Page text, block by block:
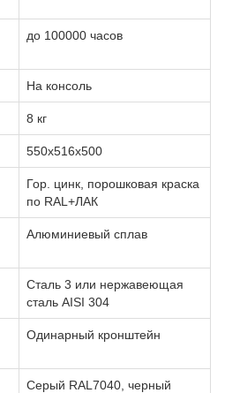
до 100000 часов
На консоль
8 кг
550х516х500
Гор. цинк, порошковая краска
по RAL+ЛАК
Алюминиевый сплав
Сталь 3 или нержавеющая
сталь AISI 304
Одинарный кронштейн
Серый RAL7040, черный